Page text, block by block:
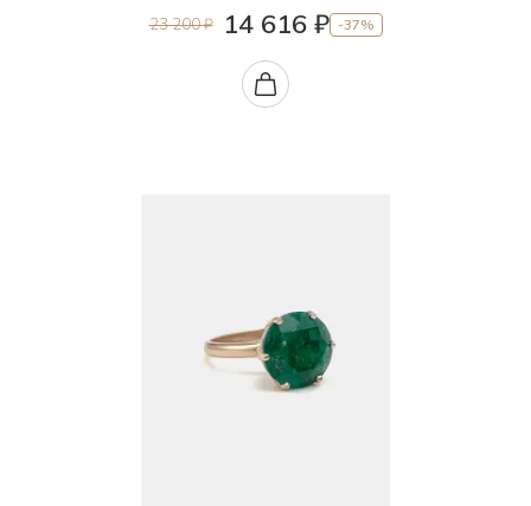
23 200 ₽ 14 616 ₽ -37%